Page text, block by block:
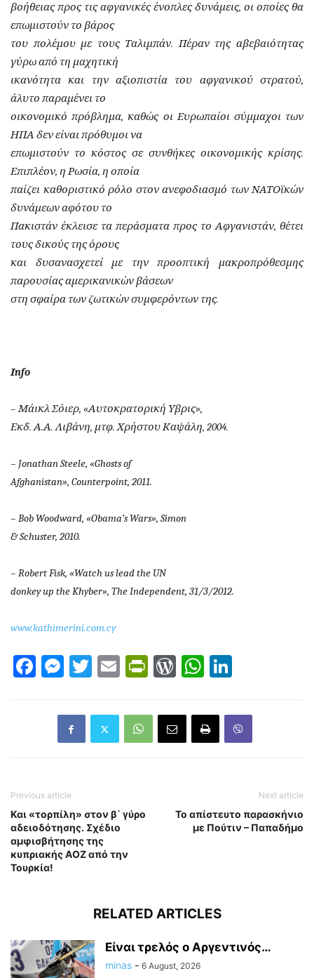
βοήθειας προς τις αφγανικές ένοπλες δυνάμεις, οι οποίες θα
επωμιστούν το βάρος
του πολέμου με τους Ταλιμπάν. Πέραν της αβεβαιότητας
γύρω από τη μαχητική
ικανότητα και την αξιοπιστία του αφγανικού στρατού,
άλυτο παραμένει το
οικονομικό πρόβλημα, καθώς οι Ευρωπαίοι σύμμαχοι των
ΗΠΑ δεν είναι πρόθυμοι να
επωμιστούν το κόστος σε συνθήκες οικονομικής κρίσης.
Επιπλέον, η Ρωσία, η οποία
παίζει καθοριστικό ρόλο στον ανεφοδιασμό των ΝΑΤΟϊκών
δυνάμεων αφότου το
Πακιστάν έκλεισε τα περάσματα προς το Αφγανιστάν, θέτει
τους δικούς της όρους
και δυσανασχετεί με την προοπτική μακροπρόθεσμης
παρουσίας αμερικανικών βάσεων
στη σφαίρα των ζωτικών συμφερόντων της.
Ιnfo
– Μάικλ Σόιερ, «Αυτοκρατορική Υβρις»,
Εκδ. Α.Α. Λιβάνη, μτφ. ΧρήστουΚαψάλη, 2004.
– Jonathan Steele, «Ghosts of
Afghanistan», Counterpoint, 2011.
– Bob Woodward, «Obama’s Wars», Simon
& Schuster, 2010.
– Robert Fisk, «Watch us lead the UN
donkey up the Khyber», The Independent, 31/3/2012.
www.kathimerini.com.cy
Facebook
Messenger
Twitter
EmailPrintFriendly
WordPress
WhatsApp
Previous article
Και «τορπίλη» στον β΄ γύρο
αδειοδότησης. Σχέδιο
αμφισβήτησης της
κυπριακής ΑΟΖ από την
Τουρκία!
Next article
Το απίστευτο παρασκήνιο
με Πούτιν – Παπαδήμο
RELATED ARTICLES
Είναι τρελός ο Αργεντινός…
minas - 6 August, 2026